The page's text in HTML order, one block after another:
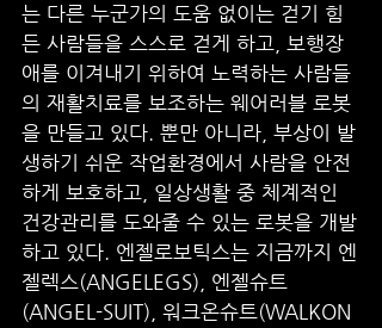
는 다른 누군가의 도움 없이는 걷기 힘
든 사람들을 스스로 걷게 하고, 보행장
애를 이겨내기 위하여 노력하는 사람들
의 재활치료를 보조하는 웨어러블 로봇
을 만들고 있다. 뿐만 아니라, 부상이 발
생하기 쉬운 작업환경에서 사람을 안전
하게 보호하고, 일상생활 중 체계적인
건강관리를 도와줄 수 있는 로봇을 개발
하고 있다. 엔젤로보틱스는 지금까지 엔
젤렉스(ANGELEGS), 엔젤슈트
(ANGEL-SUIT), 워크온슈트(WALKON